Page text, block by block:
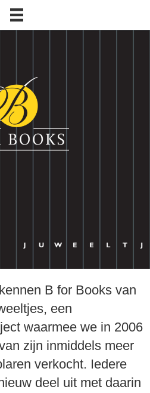
B for Books van
een
waarmee we in 2006
zijn inmiddels meer
verkocht. Iedere
deel uit met daarin